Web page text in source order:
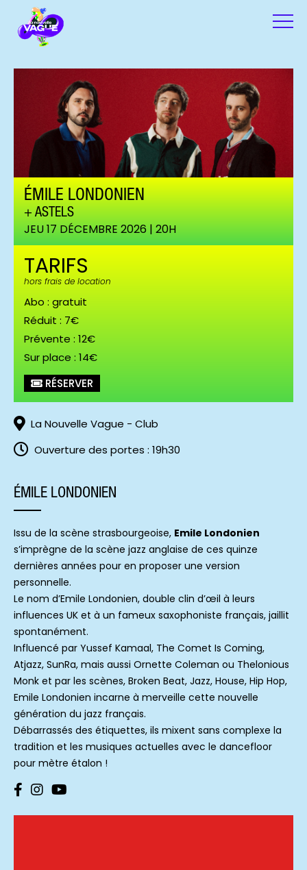
ÉMILE LONDONIEN
ASTELS
JEU 17 DÉCEMBRE 2026 | 20H
TARIFS
hors frais de location
Abo : gratuit
Réduit : 7€
Prévente : 12€
Sur place : 14€
RÉSERVER
La Nouvelle Vague - Club
Ouverture des portes : 19h30
ÉMILE LONDONIEN
Issu de la scène strasbourgeoise, Emile Londonien
s’imprègne de la scène jazz anglaise de ces quinze
dernières années pour en proposer une version
personnelle.
Le nom d’Emile Londonien, double clin d’œil à leurs
influences UK et à un fameux saxophoniste français, jaillit
spontanément.
Influencé par Yussef Kamaal, The Comet Is Coming,
Atjazz, SunRa, mais aussi Ornette Coleman ou Thelonious
Monk et par les scènes, Broken Beat, Jazz, House, Hip Hop,
Emile Londonien incarne à merveille cette nouvelle
génération du jazz français.
Débarrassés des étiquettes, ils mixent sans complexe la
tradition et les musiques actuelles avec le dancefloor
pour mètre étalon !